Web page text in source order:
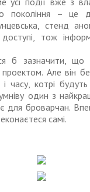
покоління – це
стенд
тож
б зазначити, що
Але він
часу, котрі
один з
для броварчан.
самі.